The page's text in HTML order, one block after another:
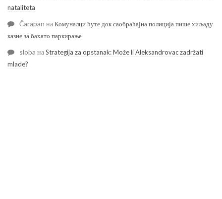
nataliteta
Čarapan наКомуналци ћуте док саобраћајна полиција пише хиљаду
казне за бахато паркирање
sloba наStrategija za opstanak: Može li Aleksandrovac zadržati
mlade?